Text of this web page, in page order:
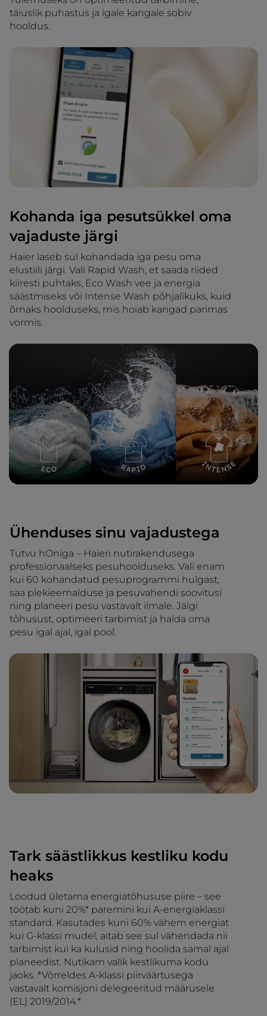
täiuslik puhastus ja igale kangale sobiv
hooldus.
Kohanda iga pesutsükkel oma
vajaduste järgi
Haier laseb sul kohandada iga pesu oma
elustiili järgi. Vali Rapid Wash, et saada riided
kiiresti puhtaks, Eco Wash vee ja energia
säästmiseks või Intense Wash põhjalikuks, kuid
õrnaks hoolduseks, mis hoiab kangad parimas
vormis.
Ühenduses sinu vajadustega
Tutvu hOniga – Haieri nutirakendusega
professionaalseks pesuhoolduseks. Vali enam
kui 60 kohandatud pesuprogrammi hulgast,
saa plekieemalduse ja pesuvahendi soovitusi
ning planeeri pesu vastavalt ilmale. Jälgi
tõhusust, optimeeri tarbimist ja halda oma
pesu igal ajal, igal pool.
Tark säästlikkus kestliku kodu
heaks
Loodud ületama energiatõhususe piire – see
töötab kuni 20%* paremini kui A-energiaklassi
standard. Kasutades kuni 60% vähem energiat
kui G-klassi mudel, aitab see sul vähendada nii
tarbimist kui ka kulusid ning hoolida samal ajal
planeedist. Nutikam valik kestlikuma kodu
jaoks. *Võrreldes A-klassi piirväärtusega
vastavalt komisjoni delegeeritud määrusele
(EL) 2019/2014.*